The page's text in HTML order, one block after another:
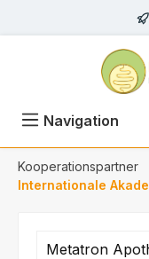
Navigation
Kooperationspartner
Internationale
Metatron